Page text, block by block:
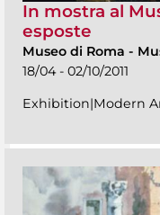
In mostra al
esposte
Museo di Roma -
18/04 - 02/10/2011
Exhibition|Modern